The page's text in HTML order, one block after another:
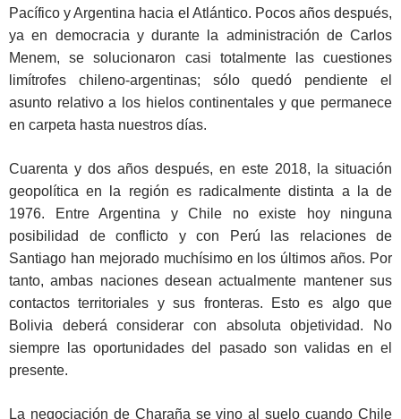
Pacífico y Argentina hacia el Atlántico. Pocos años después,
ya en democracia y durante la administración de Carlos
Menem, se solucionaron casi totalmente las cuestiones
limítrofes chileno-argentinas; sólo quedó pendiente el
asunto relativo a los hielos continentales y que permanece
en carpeta hasta nuestros días.
Cuarenta y dos años después, en este 2018, la situación
geopolítica en la región es radicalmente distinta a la de
1976. Entre Argentina y Chile no existe hoy ninguna
posibilidad de conflicto y con Perú las relaciones de
Santiago han mejorado muchísimo en los últimos años. Por
tanto, ambas naciones desean actualmente mantener sus
contactos territoriales y sus fronteras. Esto es algo que
Bolivia deberá considerar con absoluta objetividad. No
siempre las oportunidades del pasado son validas en el
presente.
La negociación de Charaña se vino al suelo cuando Chile